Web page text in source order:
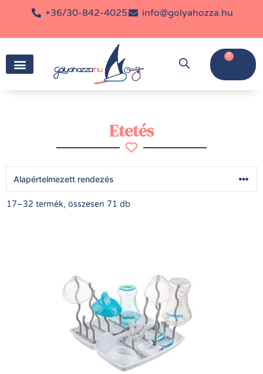
+36/30-842-4025 info@golyahozza.hu
0
Etetés
17–32 termék, összesen 71 db